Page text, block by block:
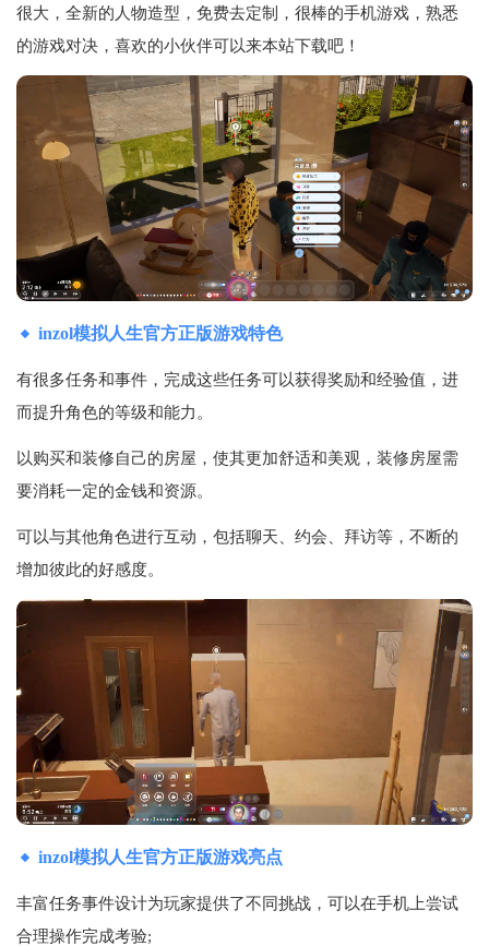
很大，全新的人物造型，免费去定制，很棒的手机游戏，熟悉
的游戏对决，喜欢的小伙伴可以来本站下载吧！
inzol模拟人生官方正版游戏特色
有很多任务和事件，完成这些任务可以获得奖励和经验值，进
而提升角色的等级和能力。
以购买和装修自己的房屋，使其更加舒适和美观，装修房屋需
要消耗一定的金钱和资源。
可以与其他角色进行互动，包括聊天、约会、拜访等，不断的
增加彼此的好感度。
inzol模拟人生官方正版游戏亮点
丰富任务事件设计为玩家提供了不同挑战，可以在手机上尝试
合理操作完成考验;